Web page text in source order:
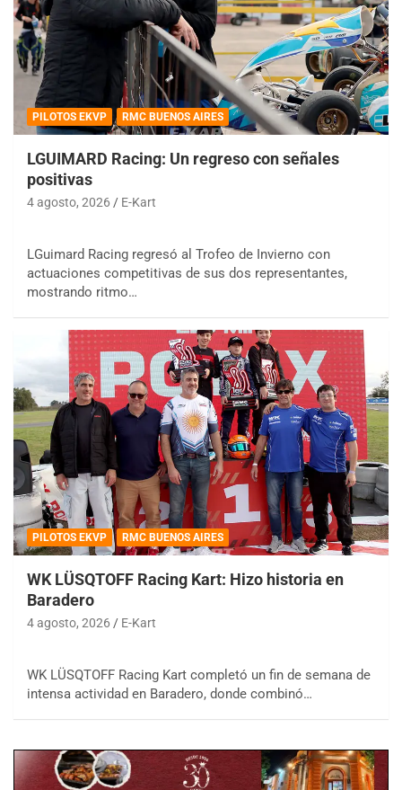
PILOTOS EKVP RMC BUENOS AIRES
LGUIMARD Racing: Un regreso con señales
positivas
4 agosto, 2026 E-Kart
LGuimard Racing regresó al Trofeo de Invierno con
actuaciones competitivas de sus dos representantes,
mostrando ritmo…
PILOTOS EKVP RMC BUENOS AIRES
WK LÜSQTOFF Racing Kart: Hizo historia en
Baradero
4 agosto, 2026 E-Kart
WK LÜSQTOFF Racing Kart completó un fin de semana de
intensa actividad en Baradero, donde combinó…
COBERTURA ESPECIAL DE E-KART.COM.AR
08/09-AGO
Baradero (Buenos Aires)
KDO - F6